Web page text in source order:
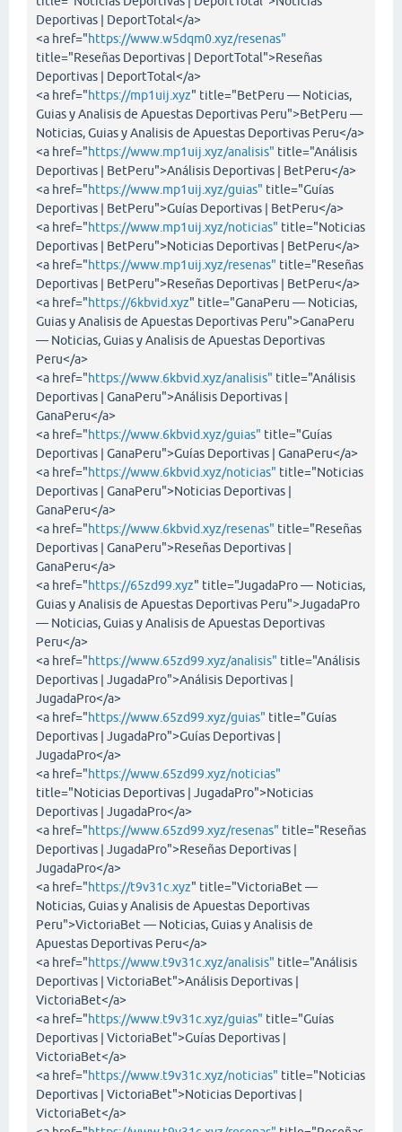
Deportivas | DeportTotal</a>
<a href="https://www.w5dqm0.xyz/resenas"
title="Reseñas Deportivas | DeportTotal">Reseñas
Deportivas | DeportTotal</a>
<a href="https://mp1uij.xyz" title="BetPeru — Noticias,
Guias y Analisis de Apuestas Deportivas Peru">BetPeru —
Noticias, Guias y Analisis de Apuestas Deportivas Peru</a>
<a href="https://www.mp1uij.xyz/analisis" title="Análisis
Deportivas | BetPeru">Análisis Deportivas | BetPeru</a>
<a href="https://www.mp1uij.xyz/guias" title="Guías
Deportivas | BetPeru">Guías Deportivas | BetPeru</a>
<a href="https://www.mp1uij.xyz/noticias" title="Noticias
Deportivas | BetPeru">Noticias Deportivas | BetPeru</a>
<a href="https://www.mp1uij.xyz/resenas" title="Reseñas
Deportivas | BetPeru">Reseñas Deportivas | BetPeru</a>
<a href="https://6kbvid.xyz" title="GanaPeru — Noticias,
Guias y Analisis de Apuestas Deportivas Peru">GanaPeru
— Noticias, Guias y Analisis de Apuestas Deportivas
Peru</a>
<a href="https://www.6kbvid.xyz/analisis" title="Análisis
Deportivas | GanaPeru">Análisis Deportivas |
GanaPeru</a>
<a href="https://www.6kbvid.xyz/guias" title="Guías
Deportivas | GanaPeru">Guías Deportivas | GanaPeru</a>
<a href="https://www.6kbvid.xyz/noticias" title="Noticias
Deportivas | GanaPeru">Noticias Deportivas |
GanaPeru</a>
<a href="https://www.6kbvid.xyz/resenas" title="Reseñas
Deportivas | GanaPeru">Reseñas Deportivas |
GanaPeru</a>
<a href="https://65zd99.xyz" title="JugadaPro — Noticias,
Guias y Analisis de Apuestas Deportivas Peru">JugadaPro
— Noticias, Guias y Analisis de Apuestas Deportivas
Peru</a>
<a href="https://www.65zd99.xyz/analisis" title="Análisis
Deportivas | JugadaPro">Análisis Deportivas |
JugadaPro</a>
<a href="https://www.65zd99.xyz/guias" title="Guías
Deportivas | JugadaPro">Guías Deportivas |
JugadaPro</a>
<a href="https://www.65zd99.xyz/noticias"
title="Noticias Deportivas | JugadaPro">Noticias
Deportivas | JugadaPro</a>
<a href="https://www.65zd99.xyz/resenas" title="Reseñas
Deportivas | JugadaPro">Reseñas Deportivas |
JugadaPro</a>
<a href="https://t9v31c.xyz" title="VictoriaBet —
Noticias, Guias y Analisis de Apuestas Deportivas
Peru">VictoriaBet — Noticias, Guias y Analisis de
Apuestas Deportivas Peru</a>
<a href="https://www.t9v31c.xyz/analisis" title="Análisis
Deportivas | VictoriaBet">Análisis Deportivas |
VictoriaBet</a>
<a href="https://www.t9v31c.xyz/guias" title="Guías
Deportivas | VictoriaBet">Guías Deportivas |
VictoriaBet</a>
<a href="https://www.t9v31c.xyz/noticias" title="Noticias
Deportivas | VictoriaBet">Noticias Deportivas |
VictoriaBet</a>